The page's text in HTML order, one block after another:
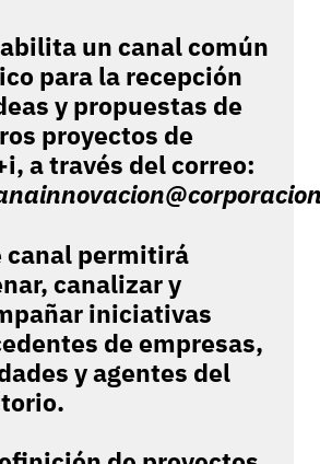
un canal común
para la recepción
y propuestas de
proyectos de
a través del correo:
canal permitirá
canalizar y
iniciativas
de empresas,
y agentes del